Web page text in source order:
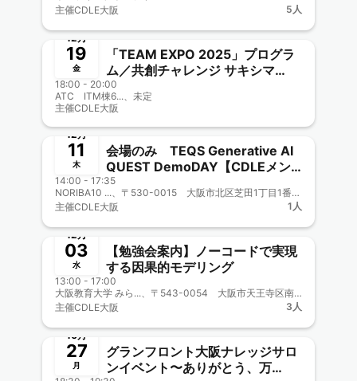
課題をどう変えるのか？ ～観光
DXの現場で進む実証プロジェクト
「ジモザワ」開発のリアル～
主催CDLE大阪 5人
終了
12月
19
金
「TEAM EXPO 2025」プログラ
ム／共創チャレンジ サキシマ
meets！街丸ごと実証実験プロジ
ェクト【CDLE大阪Meetup#52】
18:00 - 20:00
ATC ITM棟6...、未定
主催CDLE大阪
終了
12月
11
木
会場のみ TEQS Generative AI
QUEST DemoDAY【CDLEメン
バも多数】新規ビジネス創出！
CDLE大阪・福岡、大阪市公式認
定事業に協力参画 CDLE大阪
Meetup#37
14:00 - 17:35
NORIBA10 ...、〒530-0015 大阪市北区芝田1丁目1番3号「阪急阪神MEETS」内
主催CDLE大阪 1人
終了
12月
03
水
【勉強会案内】ノーコードで実現
する因果的モデリング
13:00 - 17:00
大阪教育大学 みら...、〒543-0054 大阪市天王寺区南河堀町4-88
主催CDLE大阪 3人
終了
10月
27
月
グランフロント大阪ナレッジサロ
ンイベント〜ありがとう、万